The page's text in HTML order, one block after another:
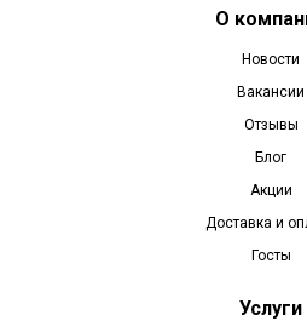
О
Новости
Вакансии
Отзывы
Блог
Акции
Доставка и
Госты
Услуги